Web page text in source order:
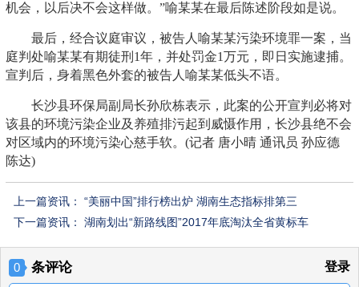
机会，以后决不会这样做。”喻某某在最后陈述阶段如是说。
最后，经合议庭审议，被告人喻某某污染环境罪一案，当
庭判处喻某某有期徒刑1年，并处罚金1万元，即日实施逮捕。
宣判后，身着黑色外套的被告人喻某某低头不语。
长沙县环保局副局长孙欣栋表示，此案的公开宣判必将对
该县的环境污染企业及养殖排污起到威慑作用，长沙县绝不会
对区域内的环境污染心慈手软。(记者 唐小晴 通讯员 孙应德
陈达)
上一篇资讯： “美丽中国”排行榜出炉 湖南生态指标排第三
下一篇资讯： 湖南划出“新路线图”2017年底淘汰全省黄标车
0 条评论 登录